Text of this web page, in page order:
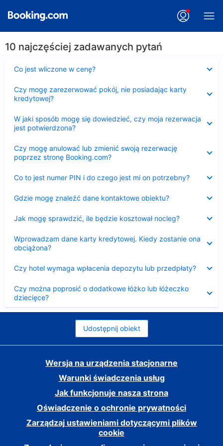
10 najczęściej zadawanych pytań
Co jest wliczone w cenę?
Czy mogę zarezerwować pokój, nie posiadając karty
kredytowej?
W jaki sposób mogę się dowiedzieć, czy moja rezerwacja
jest potwierdzona?
Czy mogę anulować lub zmienić swoją rezerwację
poprzez stronę Booking.com?
Co to jest numer PIN i do czego jest mi on potrzebny?
Gdzie mogę znaleźć dane kontaktowe obiektu?
Jak mogę sprawdzić, ile będzie kosztował nocleg?
Wprowadzam dane karty kredytowej. Kiedy zostanie ona
obciążona?
Czy hotel wymaga wpłacenia depozytu lub przedpłaty?
Czy można poprosić o dodatkowe łóżko lub łóżeczko
dziecięce?
Udostępnij obiekt
Wersja na urządzenia stacjonarne
Warunki świadczenia usług
Jak funkcjonuje nasza strona
Oświadczenie o ochronie prywatności
Zarządzaj ustawieniami dotyczącymi plików
cookie